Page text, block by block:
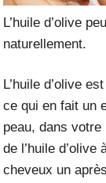
L’huile d’olive
naturellement.
L’huile d’olive
ce qui en fait un
peau, dans
de l’huile d’olive
cheveux un